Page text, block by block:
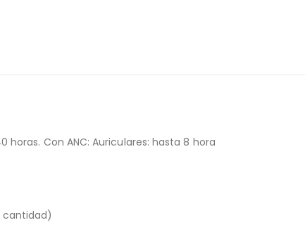
horas. Con ANC: Auriculares: hasta 8 hora
cantidad)